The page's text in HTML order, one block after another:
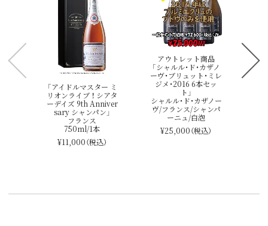
「アイドルマスター ミ
リオンライブ ！ シアタ
ーデイズ 9th Anniver
sary シャンパン」
フランス
750ml/1本
¥11,000（税込）
アウトレット商品
「シャルル・ド・カザノ
ーヴ・ブリュット・ミレ
ジメ・2016 6本セッ
ト」
シャルル・ド・カザノー
ヴ/フランス/シャンパ
ーニュ/白泡
¥25,000（税込）